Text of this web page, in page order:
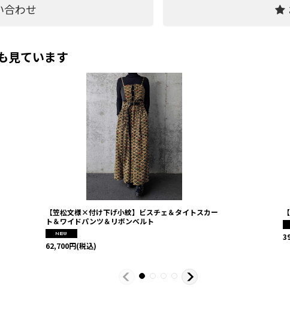
合わせ
見ています
【笠松文様×付け下げ小紋】ビスチェ＆タイトスカー
ト＆ワイドパンツ＆リボンベルト
62,700円(税込)